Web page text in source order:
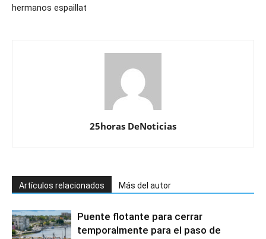
hermanos espaillat
25horas DeNoticias
Artículos relacionados Más del autor
Puente flotante para cerrar
temporalmente para el paso de